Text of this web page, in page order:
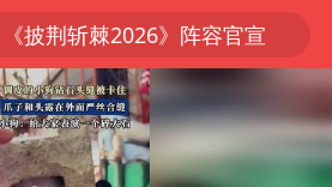
《披荆斩棘2026》阵容官宣
于东来回应胖东来近25年老店年底关闭
见到女儿瞬间父亲眼里有了光